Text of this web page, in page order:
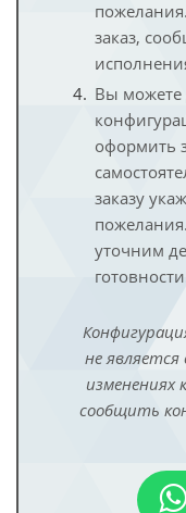
заказ,
Вы можете
оформить
заказу
уточним
не
изменениях
сообщить